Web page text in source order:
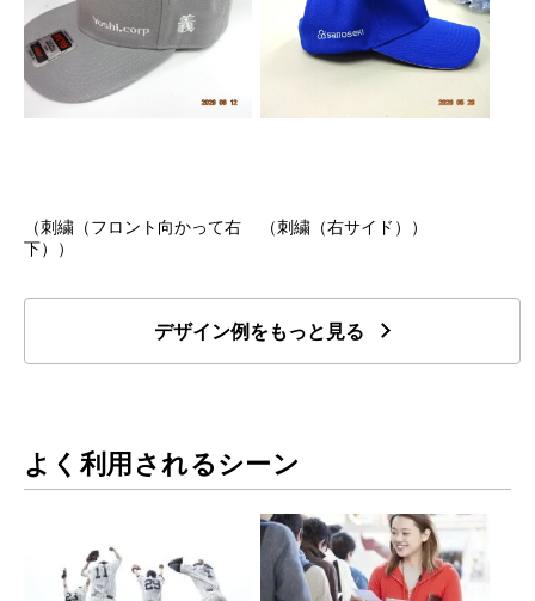
（刺繍（フロント向かって右
下））
（刺繍（右サイド））
デザイン例をもっと見る
よく利用されるシーン